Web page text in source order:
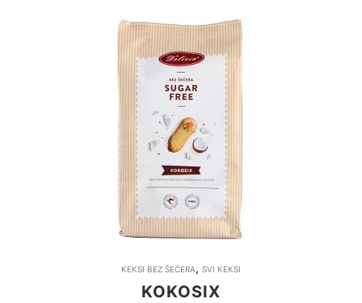
KEKSI BEZ ŠEĆERA, SVI KEKSI
KOKOSIX